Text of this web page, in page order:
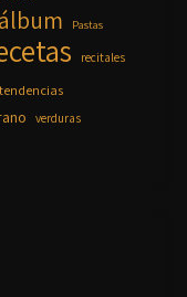
Pastas
recitales
tendencias
verduras